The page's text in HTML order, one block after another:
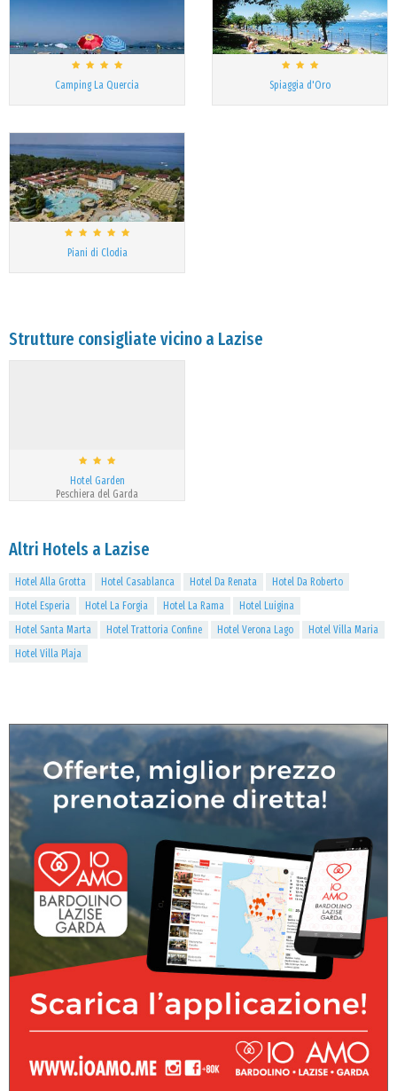
Camping La Quercia Spiaggia d'Oro
Piani di Clodia
Strutture consigliate vicino a Lazise
Hotel Garden
Peschiera del Garda
Altri Hotels a Lazise
Hotel Alla Grotta Hotel Casablanca Hotel Da Renata
Hotel Da Roberto
Hotel Esperia
Hotel La Forgia Hotel La Rama
Hotel Luigina
Hotel Santa Marta
Hotel Trattoria Confine Hotel Verona Lago
Hotel Villa Maria
Hotel Villa Plaja